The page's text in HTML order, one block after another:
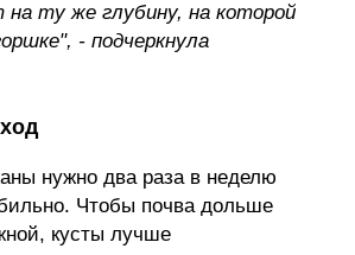
ту же глубину, на которой
- подчеркнула
нужно два раза в неделю
Чтобы почва дольше
кусты лучше